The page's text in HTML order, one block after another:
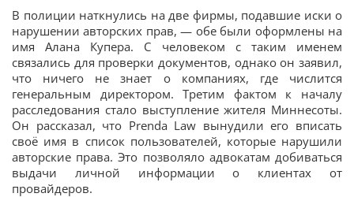
В полиции наткнулись на две фирмы, подавшие иски о
нарушении авторских прав, — обе были оформлены на
имя Алана Купера. С человеком с таким именем
связались для проверки документов, однако он заявил,
что ничего не знает о компаниях, где числится
генеральным директором. Третим фактом к началу
расследования стало выступление жителя Миннесоты.
Он рассказал, что Prenda Law вынудили его вписать
своё имя в список пользователей, которые нарушили
авторские права. Это позволяло адвокатам добиваться
выдачи личной информации о клиентах от
провайдеров.